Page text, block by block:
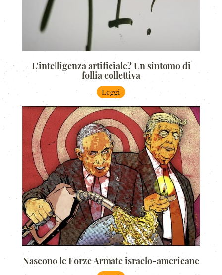
L'intelligenza artificiale? Un sintomo di
follia collettiva
Leggi
Nascono le Forze Armate israelo-americane